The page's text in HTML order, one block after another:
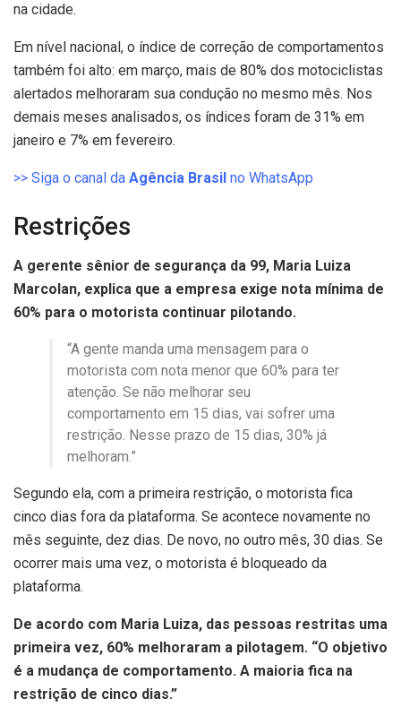
na cidade.
Em nível nacional, o índice de correção de comportamentos
também foi alto: em março, mais de 80% dos motociclistas
alertados melhoraram sua condução no mesmo mês. Nos
demais meses analisados, os índices foram de 31% em
janeiro e 7% em fevereiro.
>> Siga o canal da Agência Brasil no WhatsApp
Restrições
A gerente sênior de segurança da 99, Maria Luiza
Marcolan, explica que a empresa exige nota mínima de
60% para o motorista continuar pilotando.
“A gente manda uma mensagem para o
motorista com nota menor que 60% para ter
atenção. Se não melhorar seu
comportamento em 15 dias, vai sofrer uma
restrição. Nesse prazo de 15 dias, 30% já
melhoram.”
Segundo ela, com a primeira restrição, o motorista fica
cinco dias fora da plataforma. Se acontece novamente no
mês seguinte, dez dias. De novo, no outro mês, 30 dias. Se
ocorrer mais uma vez, o motorista é bloqueado da
plataforma.
De acordo com Maria Luiza, das pessoas restritas uma
primeira vez, 60% melhoraram a pilotagem. “O objetivo
é a mudança de comportamento. A maioria fica na
restrição de cinco dias.”